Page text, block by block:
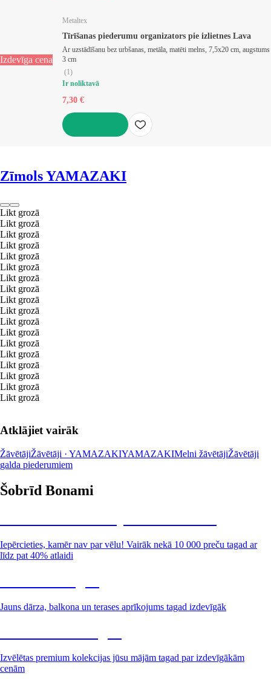
Izdevīga cena
Metaltex
Tīrīšanas piederumu organizators pie izlietnes Lava
Ar uzstādīšanu bez urbšanas, metāla, matēti melns, 7,5x20 cm, augstums
3 cm
(1)
Ir noliktavā
7,30 €
Zīmols YAMAZAKI
Likt grozā
Likt grozā
Likt grozā
Likt grozā
Likt grozā
Likt grozā
Likt grozā
Likt grozā
Likt grozā
Likt grozā
Likt grozā
Likt grozā
Likt grozā
Likt grozā
Likt grozā
Likt grozā
Likt grozā
Likt grozā
Atklājiet vairāk
ŽāvētājiŽāvētāji · YAMAZAKIYAMAZAKIMelni žāvētājiŽāvētāji
galda piederumiem
Šobrīd Bonami
Iepērcieties, kamēr nav par vēlu! Vairāk nekā 10 000 preču tagad ar
līdz pat 40% atlaidi
Jauns dārza, balkona un terases aprīkojums tagad izdevīgāk
Izvēlētas premium kolekcijas jūsu mājām tagad par izdevīgākām
cenām